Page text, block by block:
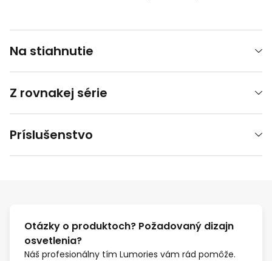
Na stiahnutie
Z rovnakej série
Príslušenstvo
Otázky o produktoch? Požadovaný dizajn
osvetlenia?
Náš profesionálny tím Lumories vám rád pomôže.